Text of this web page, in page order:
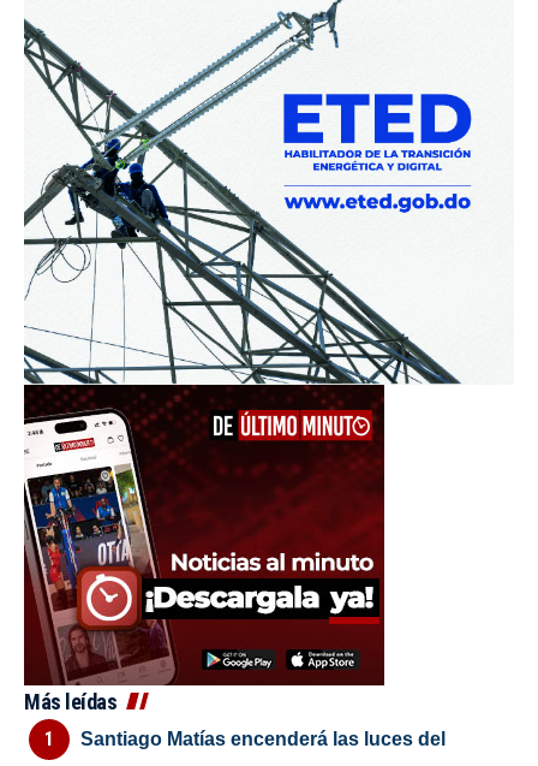
Más leídas
Santiago Matías encenderá las luces del